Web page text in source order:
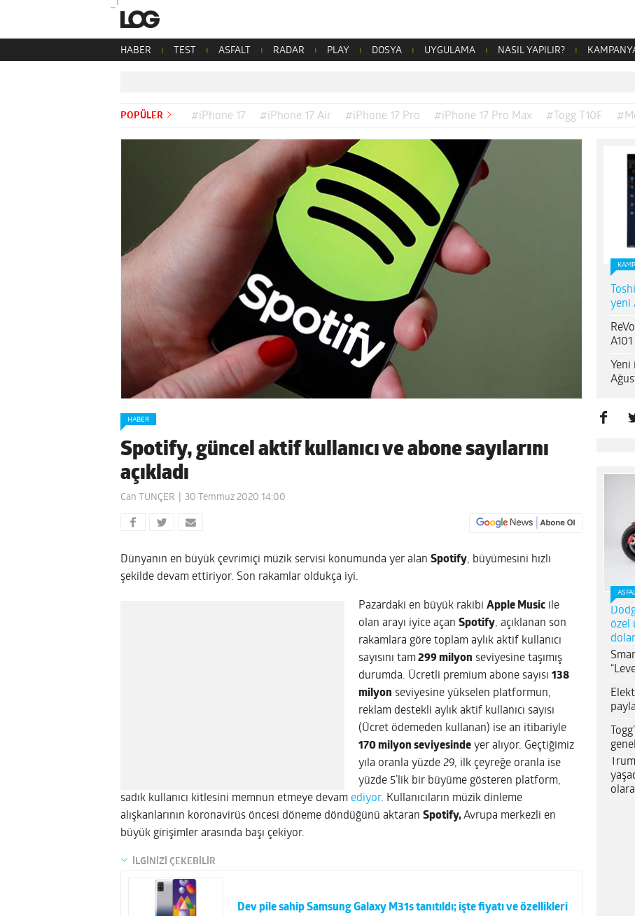
HABER TEST ASFALT RADAR PLAY DOSYA UYGULAMA NASIL YAPILIR?
POPÜLER #iPhone 17 #iPhone 17 Air #iPhone 17 Pro #iPhone 17 Pro Max #Togg T10F
HABER
Spotify, güncel aktif kullanıcı ve abone sayılarını
açıkladı
Can TUNÇER 30 Temmuz 2020 14:00
Dünyanın en büyük çevrimiçi müzik servisi konumunda yer alan Spotify, büyümesini hızlı
şekilde devam ettiriyor. Son rakamlar oldukça iyi.
Pazardaki en büyük rakibi Apple Music ile
olan arayı iyice açan Spotify, açıklanan son
rakamlara göre toplam aylık aktif kullanıcı
sayısını tam299 milyon seviyesine taşımış
durumda. Ücretli premium abone sayısı 138
milyon seviyesine yükselen platformun,
reklam destekli aylık aktif kullanıcı sayısı
(Ücret ödemeden kullanan) ise an itibariyle
170 milyon seviyesinde yer alıyor. Geçtiğimiz
yıla oranla yüzde 29, ilk çeyreğe oranla ise
yüzde 5’lik bir büyüme gösteren platform,
sadık kullanıcı kitlesini memnun etmeye devam ediyor. Kullanıcıların müzik dinleme
alışkanlarının koronavirüs öncesi döneme döndüğünü aktaran Spotify,Avrupa merkezli en
büyük girişimler arasında başı çekiyor.
İLGİNİZİ ÇEKEBİLİR
Dev pile sahip Samsung Galaxy M31s tanıtıldı; işte fiyatı ve özellikleri
yeni
Yeni
özel